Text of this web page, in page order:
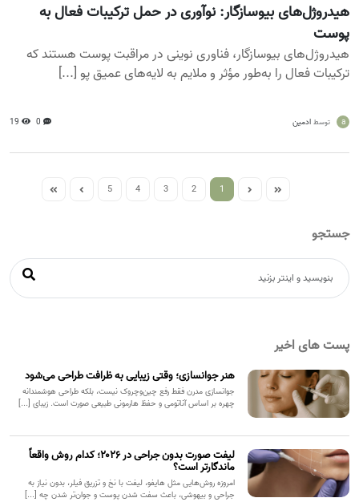
هیدروژل‌های بیوسازگار: نوآوری در حمل ترکیبات فعال به
پوست
هیدروژل‌های بیوسازگار، فناوری نوینی در مراقبت پوست هستند که
ترکیبات فعال را به‌طور مؤثر و ملایم به لایه‌های عمیق پو [...]
a توسط ادمین 0
19
1
2
3
4
5
جستجو
پست های اخیر
هنر جوانسازی؛ وقتی زیبایی به ظرافت طراحی می‌شود
جوانسازی مدرن فقط رفع چین‌وچروک نیست، بلکه طراحی هوشمندانه
چهره بر اساس آناتومی و حفظ هارمونی طبیعی صورت است. زیبای [...]
لیفت صورت بدون جراحی در ۲۰۲۶؛ کدام روش واقعاً
ماندگارتر است؟
امروزه روش‌هایی مثل هایفو، لیفت با نخ و تزریق فیلر، بدون نیاز به
جراحی و بیهوشی، باعث سفت شدن پوست و جوان‌تر شدن چه [...]